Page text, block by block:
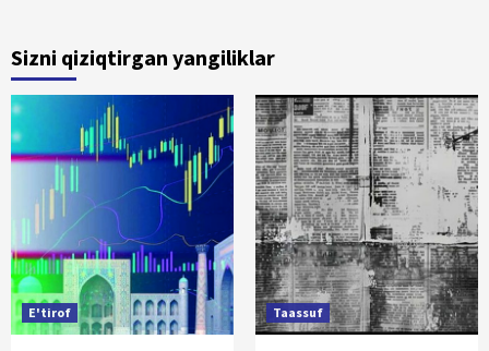
Sizni qiziqtirgan yangiliklar
E'tirof Taassuf